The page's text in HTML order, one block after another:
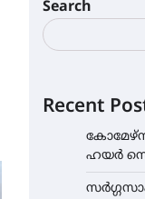
Search
Recent
ഹയർ